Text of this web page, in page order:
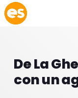
play_arrow EMISIÓN
EMISIÓN
De La
con un